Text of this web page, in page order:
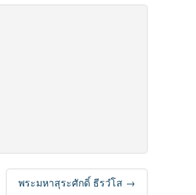
พระมหาสุระศักดิ์ ธีรวํโส →